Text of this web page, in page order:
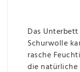
Das
Schurwolle
rasche
die natürliche